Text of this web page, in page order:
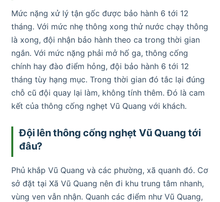
Mức nặng xử lý tận gốc được bảo hành 6 tới 12
tháng. Với mức nhẹ thông xong thử nước chạy thông
là xong, đội nhận bảo hành theo ca trong thời gian
ngắn. Với mức nặng phải mở hố ga, thông cống
chính hay đào điểm hỏng, đội bảo hành 6 tới 12
tháng tùy hạng mục. Trong thời gian đó tắc lại đúng
chỗ cũ đội quay lại làm, không tính thêm. Đó là cam
kết của thông cống nghẹt Vũ Quang với khách.
Đội lên thông cống nghẹt Vũ Quang tới
đâu?
Phủ khắp Vũ Quang và các phường, xã quanh đó. Cơ
sở đặt tại Xã Vũ Quang nên đi khu trung tâm nhanh,
vùng ven vẫn nhận. Quanh các điểm như Vũ Quang,